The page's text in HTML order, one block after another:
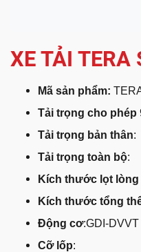
XE TẢI TERA
Mã sản phẩm:
Tải trọng cho phép
Tải trọng bản thân:
Tải trọng toàn bộ:
Kích thước lọt lòng
Kích thước tổng
Động cơ:GDI-DVVT
Cỡ lốp: